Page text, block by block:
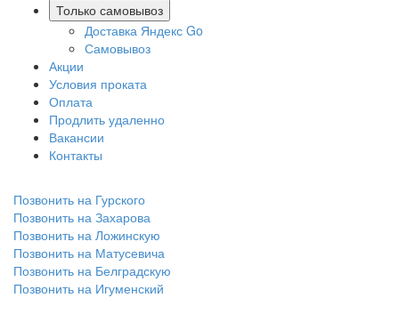
Только самовывоз
Доставка Яндекс Go
Самовывоз
Акции
Условия проката
Оплата
Продлить удаленно
Вакансии
Контакты
Позвонить на Гурского
Позвонить на Захарова
Позвонить на Ложинскую
Позвонить на Матусевича
Позвонить на Белградскую
Позвонить на Игуменский